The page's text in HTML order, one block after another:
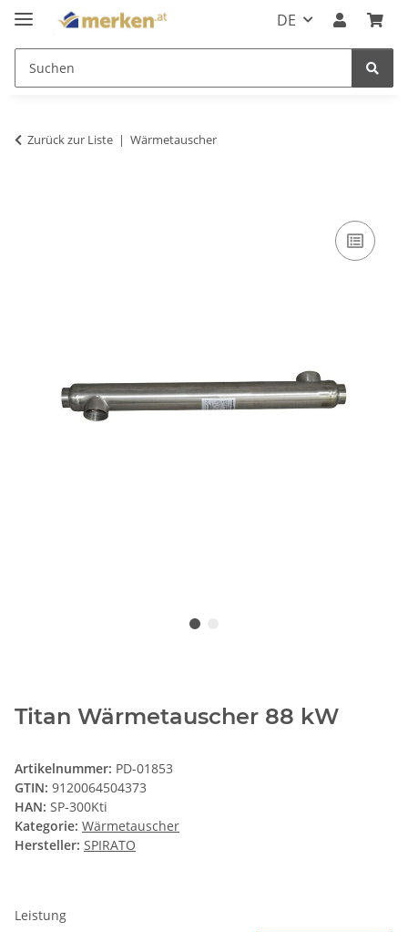
DE
Zurück zur Liste Wärmetauscher
Titan Wärmetauscher 88 kW
Artikelnummer: PD-01853
GTIN: 9120064504373
HAN: SP-300Kti
Kategorie: Wärmetauscher
Hersteller: SPIRATO
Leistung